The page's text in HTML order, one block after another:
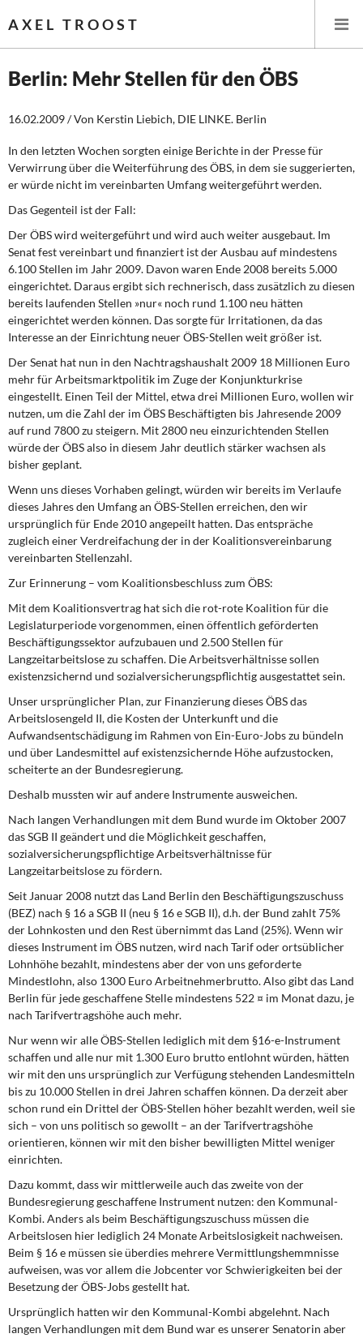
AXEL TROOST
Themen
Leitlinien linker Wirtschafts- und Finanzpolitik
Steuer- und Finanzpolitik
Öffentliche Infrastruktur und Daseinsvorsorge
Eurokrise und Griechenland
DIE LINKE
Weitere Themen
Memo-Gruppe
Institut Solidarische Moderne
Rosa-Luxemburg-Stiftung
Kontakt
Berlin: Mehr Stellen für den ÖBS
16.02.2009 / Von Kerstin Liebich, DIE LINKE. Berlin
In den letzten Wochen sorgten einige Berichte in der Presse für
Verwirrung über die Weiterführung des ÖBS, in dem sie suggerierten,
er würde nicht im vereinbarten Umfang weitergeführt werden.
Das Gegenteil ist der Fall:
Der ÖBS wird weitergeführt und wird auch weiter ausgebaut. Im
Senat fest vereinbart und finanziert ist der Ausbau auf mindestens
6.100 Stellen im Jahr 2009. Davon waren Ende 2008 bereits 5.000
eingerichtet. Daraus ergibt sich rechnerisch, dass zusätzlich zu diesen
bereits laufenden Stellen »nur« noch rund 1.100 neu hätten
eingerichtet werden können. Das sorgte für Irritationen, da das
Interesse an der Einrichtung neuer ÖBS-Stellen weit größer ist.
Der Senat hat nun in den Nachtragshaushalt 2009 18 Millionen Euro
mehr für Arbeitsmarktpolitik im Zuge der Konjunkturkrise
eingestellt. Einen Teil der Mittel, etwa drei Millionen Euro, wollen wir
nutzen, um die Zahl der im ÖBS Beschäftigten bis Jahresende 2009
auf rund 7800 zu steigern. Mit 2800 neu einzurichtenden Stellen
würde der ÖBS also in diesem Jahr deutlich stärker wachsen als
bisher geplant.
Wenn uns dieses Vorhaben gelingt, würden wir bereits im Verlaufe
dieses Jahres den Umfang an ÖBS-Stellen erreichen, den wir
ursprünglich für Ende 2010 angepeilt hatten. Das entspräche
zugleich einer Verdreifachung der in der Koalitionsvereinbarung
vereinbarten Stellenzahl.
Zur Erinnerung – vom Koalitionsbeschluss zum ÖBS:
Mit dem Koalitionsvertrag hat sich die rot-rote Koalition für die
Legislaturperiode vorgenommen, einen öffentlich geförderten
Beschäftigungssektor aufzubauen und 2.500 Stellen für
Langzeitarbeitslose zu schaffen. Die Arbeitsverhältnisse sollen
existenzsichernd und sozialversicherungspflichtig ausgestattet sein.
Unser ursprünglicher Plan, zur Finanzierung dieses ÖBS das
Arbeitslosengeld II, die Kosten der Unterkunft und die
Aufwandsentschädigung im Rahmen von Ein-Euro-Jobs zu bündeln
und über Landesmittel auf existenzsichernde Höhe aufzustocken,
scheiterte an der Bundesregierung.
Deshalb mussten wir auf andere Instrumente ausweichen.
Nach langen Verhandlungen mit dem Bund wurde im Oktober 2007
das SGB II geändert und die Möglichkeit geschaffen,
sozialversicherungspflichtige Arbeitsverhältnisse für
Langzeitarbeitslose zu fördern.
Seit Januar 2008 nutzt das Land Berlin den Beschäftigungszuschuss
(BEZ) nach § 16 a SGB II (neu § 16 e SGB II), d.h. der Bund zahlt 75%
der Lohnkosten und den Rest übernimmt das Land (25%). Wenn wir
dieses Instrument im ÖBS nutzen, wird nach Tarif oder ortsüblicher
Lohnhöhe bezahlt, mindestens aber der von uns geforderte
Mindestlohn, also 1300 Euro Arbeitnehmerbrutto. Also gibt das Land
Berlin für jede geschaffene Stelle mindestens 522 ¤ im Monat dazu, je
nach Tarifvertragshöhe auch mehr.
Nur wenn wir alle ÖBS-Stellen lediglich mit dem §16-e-Instrument
schaffen und alle nur mit 1.300 Euro brutto entlohnt würden, hätten
wir mit den uns ursprünglich zur Verfügung stehenden Landesmitteln
bis zu 10.000 Stellen in drei Jahren schaffen können. Da derzeit aber
schon rund ein Drittel der ÖBS-Stellen höher bezahlt werden, weil sie
sich – von uns politisch so gewollt – an der Tarifvertragshöhe
orientieren, können wir mit den bisher bewilligten Mittel weniger
einrichten.
Dazu kommt, dass wir mittlerweile auch das zweite von der
Bundesregierung geschaffene Instrument nutzen: den Kommunal-
Kombi. Anders als beim Beschäftigungszuschuss müssen die
Arbeitslosen hier lediglich 24 Monate Arbeitslosigkeit nachweisen.
Beim § 16 e müssen sie überdies mehrere Vermittlungshemmnisse
aufweisen, was vor allem die Jobcenter vor Schwierigkeiten bei der
Besetzung der ÖBS-Jobs gestellt hat.
Ursprünglich hatten wir den Kommunal-Kombi abgelehnt. Nach
langen Verhandlungen mit dem Bund war es unserer Senatorin aber